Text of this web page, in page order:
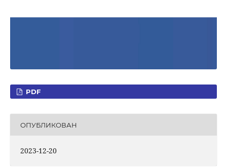
PDF
ОПУБЛИКОВАН
2023-12-20